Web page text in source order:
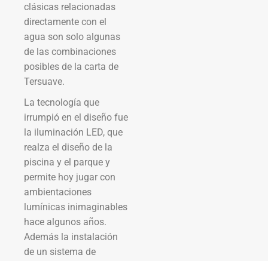
clásicas relacionadas
directamente con el
agua son solo algunas
de las combinaciones
posibles de la carta de
Tersuave.
La tecnología que
irrumpió en el diseño fue
la iluminación LED, que
realza el diseño de la
piscina y el parque y
permite hoy jugar con
ambientaciones
lumínicas inimaginables
hace algunos años.
Además la instalación
de un sistema de